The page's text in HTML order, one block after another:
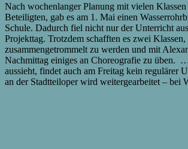
Nach wochenlanger Planung mit vielen
Beteiligten, gab es am 1. Mai einen
Schule. Dadurch fiel nicht nur der Unterricht
Projekttag. Trotzdem schafften es zwei
zusammengetrommelt zu werden und mit
Nachmittag einiges an Choreografie zu üben.
aussieht, findet auch am Freitag kein regulärer
an der Stadtteiloper wird weitergearbeitet – bei